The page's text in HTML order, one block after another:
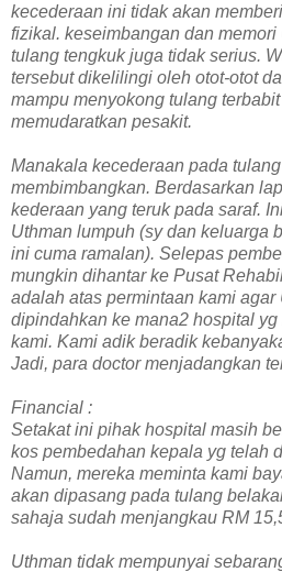
kecederaan ini tidak akan
fizikal. keseimbangan dan
tulang tengkuk juga tidak serius.
tersebut dikelilingi oleh otot-otot
mampu menyokong tulang
memudaratkan pesakit.
Manakala kecederaan pada
membimbangkan. Berdasarkan
kederaan yang teruk pada saraf.
Uthman lumpuh (sy dan keluarga
ini cuma ramalan). Selepas
mungkin dihantar ke Pusat
adalah atas permintaan kami agar
dipindahkan ke mana2 hospital
kami. Kami adik beradik
Jadi, para doctor menjadangkan
Financial :
Setakat ini pihak hospital masih
kos pembedahan kepala yg telah
Namun, mereka meminta kami
akan dipasang pada tulang
sahaja sudah menjangkau RM
Uthman tidak mempunyai